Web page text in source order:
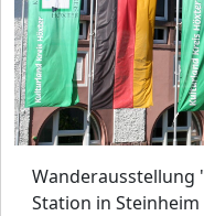
Wanderausstellung
Station in Steinheim